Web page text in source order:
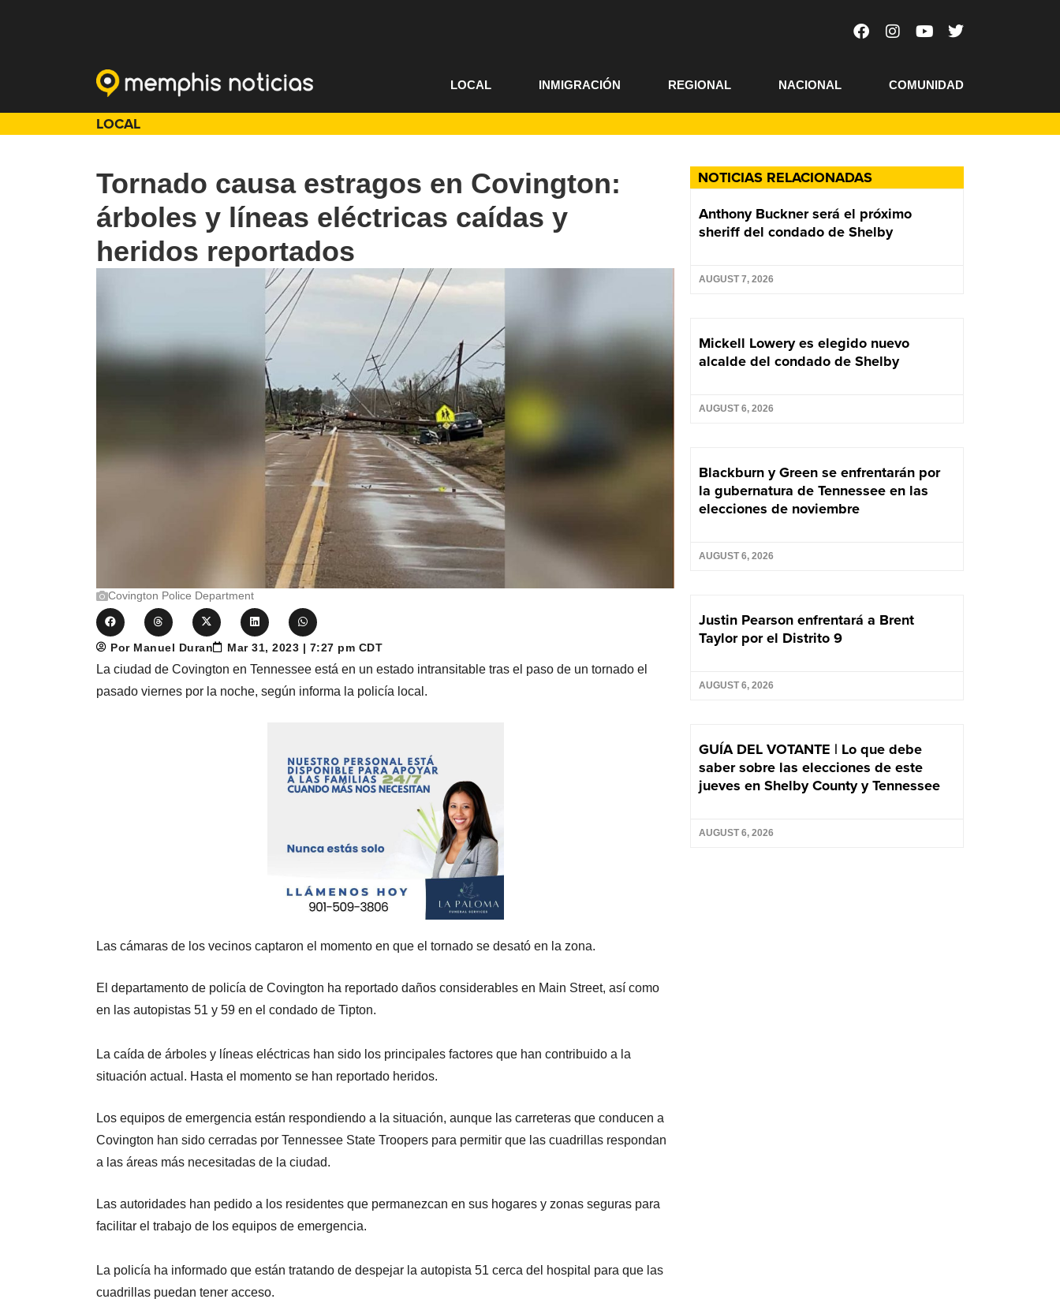
LOCAL INMIGRACIÓN REGIONAL NACIONAL COMUNIDAD
LOCAL
NOTICIAS RELACIONADAS
Anthony Buckner será el próximo
sheriff del condado de Shelby
AUGUST 7, 2026
Mickell Lowery es elegido nuevo
alcalde del condado de Shelby
AUGUST 6, 2026
Blackburn y Green se enfrentarán por
la gubernatura de Tennessee en las
elecciones de noviembre
AUGUST 6, 2026
Justin Pearson enfrentará a Brent
Taylor por el Distrito 9
AUGUST 6, 2026
GUÍA DEL VOTANTE | Lo que debe
saber sobre las elecciones de este
jueves en Shelby County y Tennessee
AUGUST 6, 2026
Tornado causa estragos en Covington:
árboles y líneas eléctricas caídas y
heridos reportados
Covington Police Department
Por Manuel Duran Mar 31, 2023 | 7:27 pm CDT
La ciudad de Covington en Tennessee está en un estado intransitable tras el paso de un tornado el
pasado viernes por la noche, según informa la policía local.
Las cámaras de los vecinos captaron el momento en que el tornado se desató en la zona.
El departamento de policía de Covington ha reportado daños considerables en Main Street, así como
en las autopistas 51 y 59 en el condado de Tipton.
La caída de árboles y líneas eléctricas han sido los principales factores que han contribuido a la
situación actual. Hasta el momento se han reportado heridos.
Los equipos de emergencia están respondiendo a la situación, aunque las carreteras que conducen a
Covington han sido cerradas por Tennessee State Troopers para permitir que las cuadrillas respondan
a las áreas más necesitadas de la ciudad.
Las autoridades han pedido a los residentes que permanezcan en sus hogares y zonas seguras para
facilitar el trabajo de los equipos de emergencia.
La policía ha informado que están tratando de despejar la autopista 51 cerca del hospital para que las
cuadrillas puedan tener acceso.